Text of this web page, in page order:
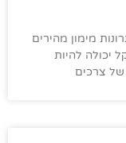
מימון מהירים
יכולה להיות
של צרכים